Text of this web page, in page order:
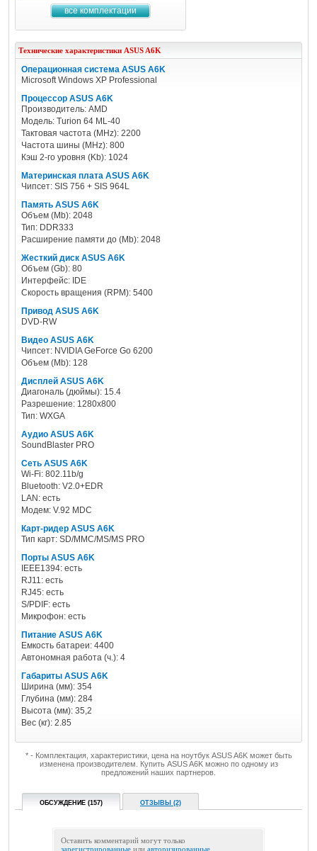
все комплектации
Технические характеристики ASUS A6K
Операционная система ASUS A6K
Microsoft Windows XP Professional
Процессор ASUS A6K
Производитель: AMD
Модель: Turion 64 ML-40
Тактовая частота (MHz): 2200
Частота шины (MHz): 800
Кэш 2-го уровня (Kb): 1024
Материнская плата ASUS A6K
Чипсет: SIS 756 + SIS 964L
Память ASUS A6K
Объем (Mb): 2048
Тип: DDR333
Расширение памяти до (Mb): 2048
Жесткий диск ASUS A6K
Объем (Gb): 80
Интерфейс: IDE
Скорость вращения (RPM): 5400
Привод ASUS A6K
DVD-RW
Видео ASUS A6K
Чипсет: NVIDIA GeForce Go 6200
Объем (Mb): 128
Дисплей ASUS A6K
Диагональ (дюймы): 15.4
Разрешение: 1280x800
Тип: WXGA
Аудио ASUS A6K
SoundBlaster PRO
Сеть ASUS A6K
Wi-Fi: 802.11b/g
Bluetooth: V2.0+EDR
LAN: есть
Модем: V.92 MDC
Карт-ридер ASUS A6K
Тип карт: SD/MMC/MS/MS PRO
Порты ASUS A6K
IEEE1394: есть
RJ11: есть
RJ45: есть
S/PDIF: есть
Микрофон: есть
Питание ASUS A6K
Емкость батареи: 4400
Автономная работа (ч.): 4
Габариты ASUS A6K
Ширина (мм): 354
Глубина (мм): 284
Высота (мм): 35,2
Вес (кг): 2.85
* - Комплектация, характеристики, цена на ноутбук ASUS A6K может быть
изменена производителем. Купить ASUS A6K можно по одному из
предложений наших партнеров.
ОБСУЖДЕНИЕ (157) ОТЗЫВЫ (2)
Оставить комментарий могут только
зарегистрированные или авторизированные